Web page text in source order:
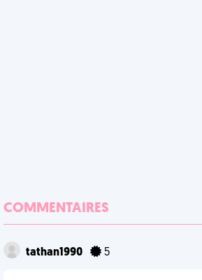
COMMENTAIRES
tathan1990 5